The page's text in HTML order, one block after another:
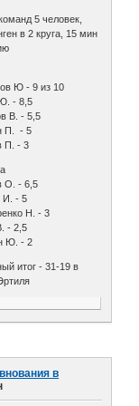
5 человек,
в 2 круга, 15 мин
Ю - 9 из 10
- 8,5
В. - 5,5
П. - 5
П. - 3
О. - 6,5
И. - 5
Н. - 3
- 2,5
Ю. - 2
итог - 31-19 в
в